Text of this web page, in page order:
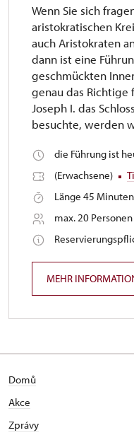
Wenn Sie sich
aristokratischen
auch Aristokraten
dann ist eine
geschmückten
genau das Richtige
Joseph I. das
besuchte, werden
die Führung ist
(Erwachsene)
Länge 45 Minuten
max. 20 Personen
MEHR
Domů
Akce
Zprávy